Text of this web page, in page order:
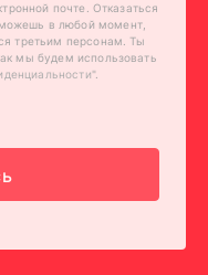
почте. Отказаться
в любой момент,
третьим персонам. Ты
мы будем использовать
".